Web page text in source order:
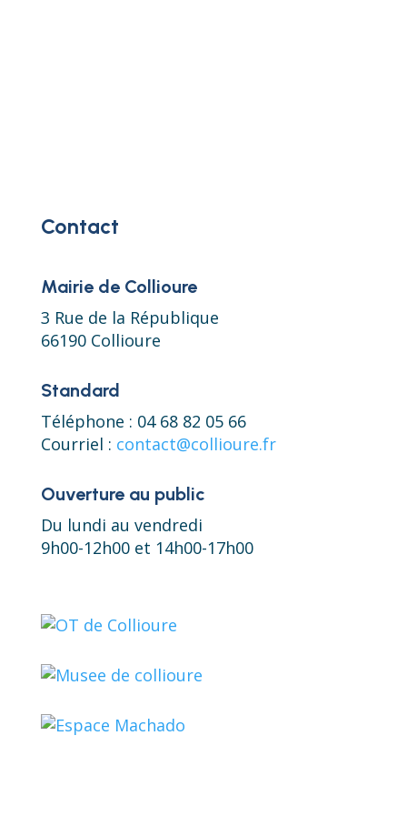
Contact
Mairie de Collioure
3 Rue de la République
66190 Collioure
Standard
Téléphone : 04 68 82 05 66
Courriel : contact@collioure.fr
Ouverture au public
Du lundi au vendredi
9h00-12h00 et 14h00-17h00